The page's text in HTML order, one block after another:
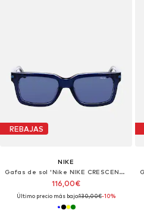
REBAJAS
NIKE
Gafas de sol 'Nike NIKE CRESCENT I EV24017 Amber / amber 54/18/145 MAN Sunglasses'
116,00€
Último precio más bajo:130,00€-10%